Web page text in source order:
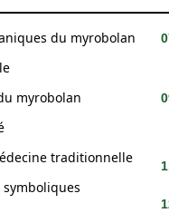
du myrobolan
myrobolan
traditionnelle